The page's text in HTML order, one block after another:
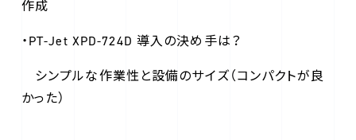
作成
・PT-Jet XPD-724D 導入の決め手は？
シンプルな作業性と設備のサイズ（コンパクトが良
かった）